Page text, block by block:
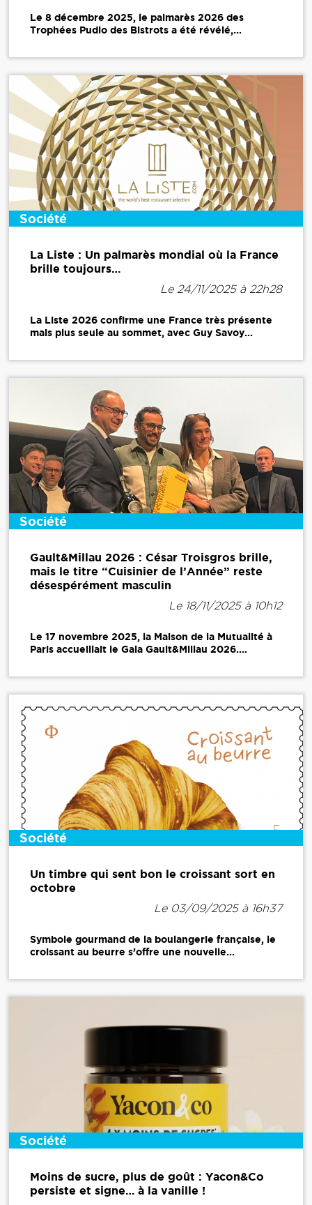
Le 8 décembre 2025, le palmarès 2026 des
Trophées Pudlo des Bistrots a été révélé,...
Société
La Liste : Un palmarès mondial où la France
brille toujours…
Le 24/11/2025 à 22h28
La Liste 2026 confirme une France très présente
mais plus seule au sommet, avec Guy Savoy...
Société
Gault&Millau 2026 : César Troisgros brille,
mais le titre “Cuisinier de l’Année” reste
désespérément masculin
Le 18/11/2025 à 10h12
Le 17 novembre 2025, la Maison de la Mutualité à
Paris accueillait le Gala Gault&Millau 2026....
Société
Un timbre qui sent bon le croissant sort en
octobre
Le 03/09/2025 à 16h37
Symbole gourmand de la boulangerie française, le
croissant au beurre s’offre une nouvelle...
Société
Moins de sucre, plus de goût : Yacon&Co
persiste et signe… à la vanille !